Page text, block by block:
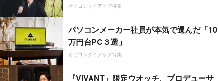
オリコンタイアップ特集
パソコンメーカー社員が本気で選んだ「10
万円台PC３選」
オリコンタイアップ特集
『VIVANT』限定ウオッチ、プロデューサ